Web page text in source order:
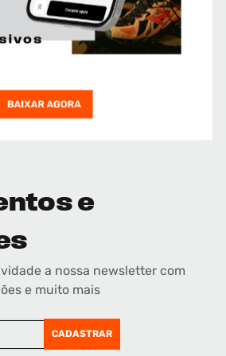
e
a nossa newsletter com
e muito mais
CADASTRAR